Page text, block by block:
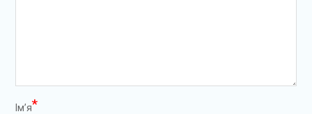
Ім’я*